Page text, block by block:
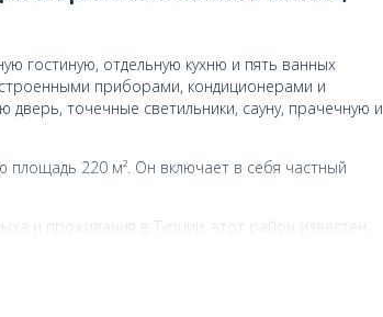
гостиную, отдельную кухню и пять ванных
приборами, кондиционерами и
точечные светильники, сауну, прачечную и
220 м². Он включает в себя частный
и проживания в Турции, этот район известен